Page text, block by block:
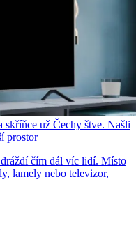
skříňce už Čechy štve. Našli
prostor
čím dál víc lidí. Místo
lamely nebo televizor,